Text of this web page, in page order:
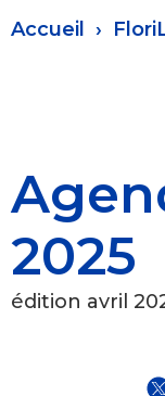
Fil
Accueil
2025
édition avril